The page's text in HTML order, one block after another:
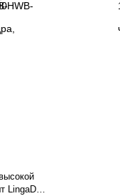
LingaDore